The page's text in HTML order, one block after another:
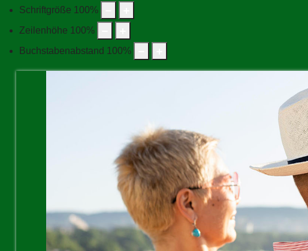
Schriftgröße 100%
Zeilenhöhe 100%
Buchstabenabstand 100%